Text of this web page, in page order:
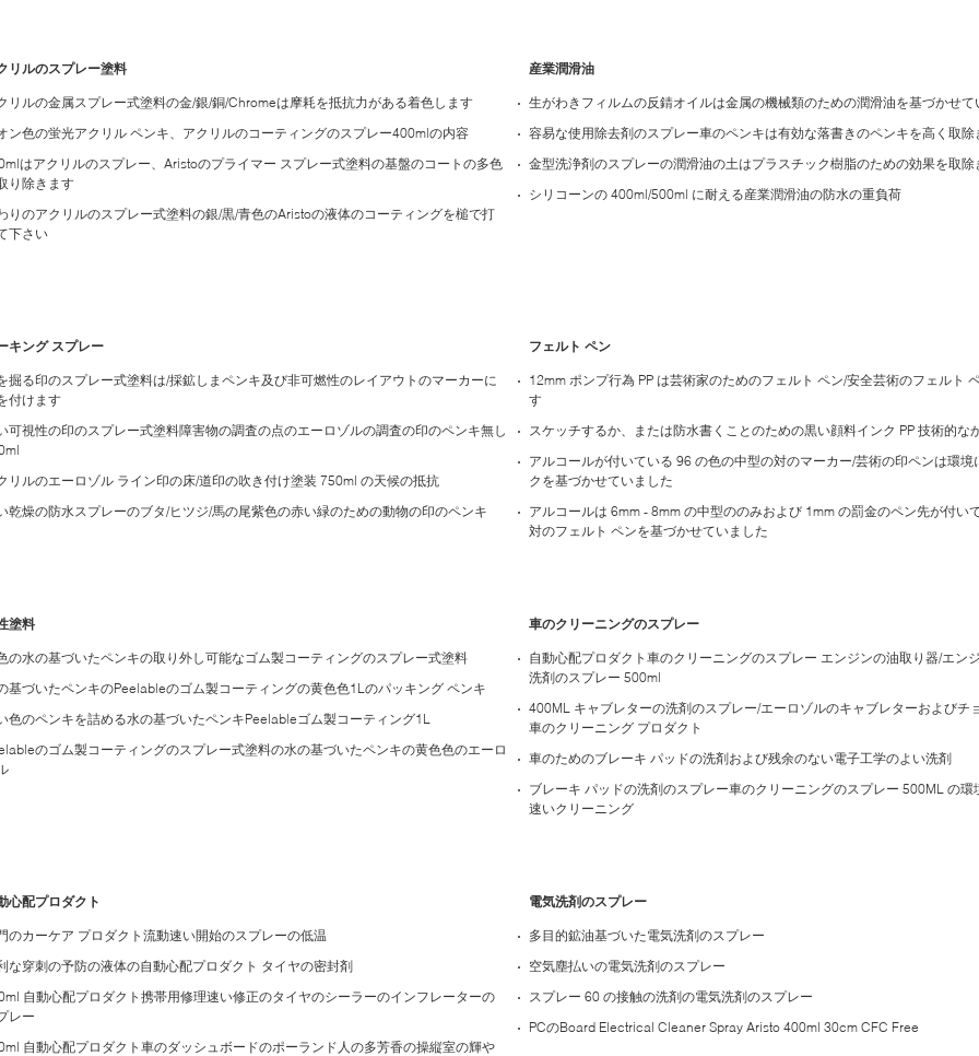
リルのスプレー塗料
リルの金属スプレー式塗料の金/銀/銅/Chromeは摩耗を抵抗力がある着色します
ン色の蛍光アクリル ペンキ、アクリルのコーティングのスプレー400mlの内容
はアクリルのスプレー、Aristoのプライマー スプレー式塗料の基盤のコートの多色
り除きます
りのアクリルのスプレー式塗料の銀/黒/青色のAristoの液体のコーティングを槌で打
下さい
産業潤滑油
生がわきフィルムの反錆オイルは金属の機械類のための潤滑油を基づかせて
容易な使用除去剤のスプレー車のペンキは有効な落書きのペンキを高く取除
金型洗浄剤のスプレーの潤滑油の土はプラスチック樹脂のための効果を取除
シリコーンの 400ml/500ml に耐える産業潤滑油の防水の重負荷
キング スプレー
掘る印のスプレー式塗料は/採鉱しまペンキ及び非可燃性のレイアウトのマーカーに
付けます
可視性の印のスプレー式塗料障害物の調査の点のエーロゾルの調査の印のペンキ無し
リルのエーロゾル ライン印の床/道印の吹き付け塗装 750ml の天候の抵抗
乾燥の防水スプレーのブタ/ヒツジ/馬の尾紫色の赤い緑のための動物の印のペンキ
フェルト ペン
12mm ポンプ行為 PP は芸術家のためのフェルト ペン/安全芸術のフェルト
す
スケッチするか、または防水書くことのための黒い顔料インク PP 技術的な
アルコールが付いている 96 の色の中型の対のマーカー/芸術の印ペンは環境
クを基づかせていました
アルコールは 6mm - 8mm の中型ののみおよび 1mm の罰金のペン先が付い
対のフェルト ペンを基づかせていました
塗料
の水の基づいたペンキの取り外し可能なゴム製コーティングのスプレー式塗料
基づいたペンキのPeelableのゴム製コーティングの黄色色1Lのパッキング ペンキ
色のペンキを詰める水の基づいたペンキPeelableゴム製コーティング1L
のゴム製コーティングのスプレー式塗料の水の基づいたペンキの黄色色のエーロ
車のクリーニングのスプレー
自動心配プロダクト車のクリーニングのスプレー エンジンの油取り器/エン
洗剤のスプレー 500ml
400ML キャブレターの洗剤のスプレー/エーロゾルのキャブレターおよびチ
車のクリーニング プロダクト
車のためのブレーキ パッドの洗剤および残余のない電子工学のよい洗剤
ブレーキ パッドの洗剤のスプレー車のクリーニングのスプレー 500ML の環
速いクリーニング
心配プロダクト
のカーケア プロダクト流動速い開始のスプレーの低温
な穿刺の予防の液体の自動心配プロダクト タイヤの密封剤
自動心配プロダクト携帯用修理速い修正のタイヤのシーラーのインフレーターの
レー
自動心配プロダクト車のダッシュボードのポーランド人の多芳香の操縦室の輝や
電気洗剤のスプレー
多目的鉱油基づいた電気洗剤のスプレー
空気塵払いの電気洗剤のスプレー
スプレー 60 の接触の洗剤の電気洗剤のスプレー
PCのBoard Electrical Cleaner Spray Aristo 400ml 30cm CFC Free